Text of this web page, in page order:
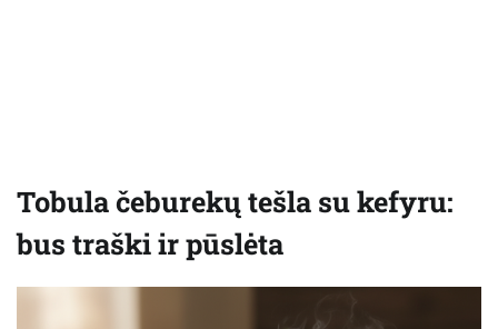
Tobula čeburekų tešla su kefyru:
bus traški ir pūslėta